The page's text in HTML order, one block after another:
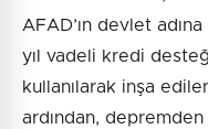
AFAD’ın devlet
yıl vadeli kredi
kullanılarak inşa
ardından,